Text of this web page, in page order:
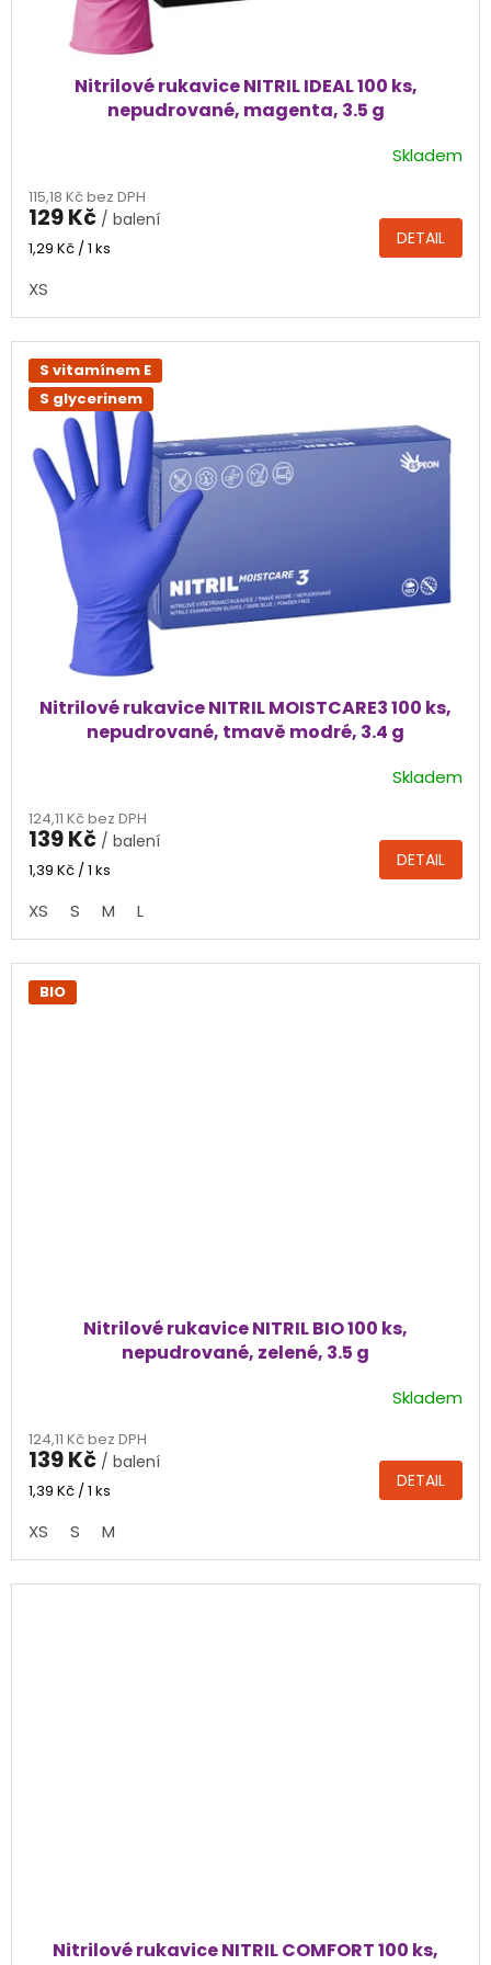
Nitrilové rukavice NITRIL IDEAL 100 ks,
nepudrované, magenta, 3.5 g
produktu
je
5,0
5
hvězdiček.
Skladem
115,18 Kč bez DPH
129 Kč / balení
Měrná
1,29 Kč / 1 ks DETAIL
XS
S vitamínem E
S glycerinem
Nitrilové rukavice NITRIL MOISTCARE3 100 ks,
nepudrované, tmavě modré, 3.4 g
produktu
je
4,6
5
hvězdiček.
Skladem
124,11 Kč bez DPH
139 Kč / balení
Měrná
1,39 Kč / 1 ks DETAIL
XS S M L
BIO
Nitrilové rukavice NITRIL BIO 100 ks,
nepudrované, zelené, 3.5 g
produktu
je
4,8
5
hvězdiček.
Skladem
124,11 Kč bez DPH
139 Kč / balení
Měrná
1,39 Kč / 1 ks DETAIL
XS S M
Nitrilové rukavice NITRIL COMFORT 100 ks,